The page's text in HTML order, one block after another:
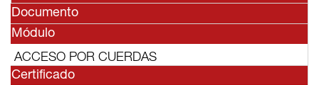
Documento
Módulo
ACCESO POR CUERDAS
Certificado